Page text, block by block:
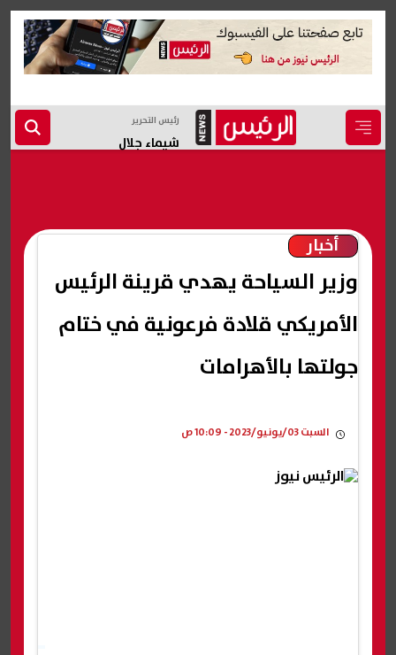
رئيس التحرير
شيماء جلال
أخبار
وزير السياحة يهدي قرينة الرئيس
الأمريكي قلادة فرعونية في ختام
جولتها بالأهرامات
السبت 03/يونيو/2023 - 10:09 ص